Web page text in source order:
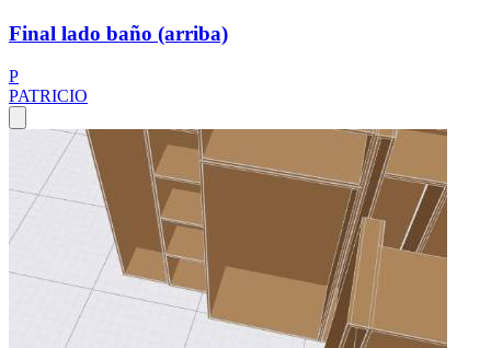
Final lado baño (arriba)
P
PATRICIO